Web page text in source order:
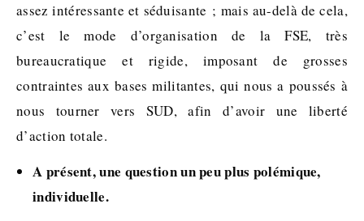
assez intéressante et séduisante ; mais au-delà de cela,
c’est le mode d’organisation de la FSE, très
bureaucratique et rigide, imposant de grosses
contraintes aux bases militantes, qui nous a poussés à
nous tourner vers SUD, afin d’avoir une liberté
d’action totale.
A présent, une question un peu plus polémique,
individuelle.